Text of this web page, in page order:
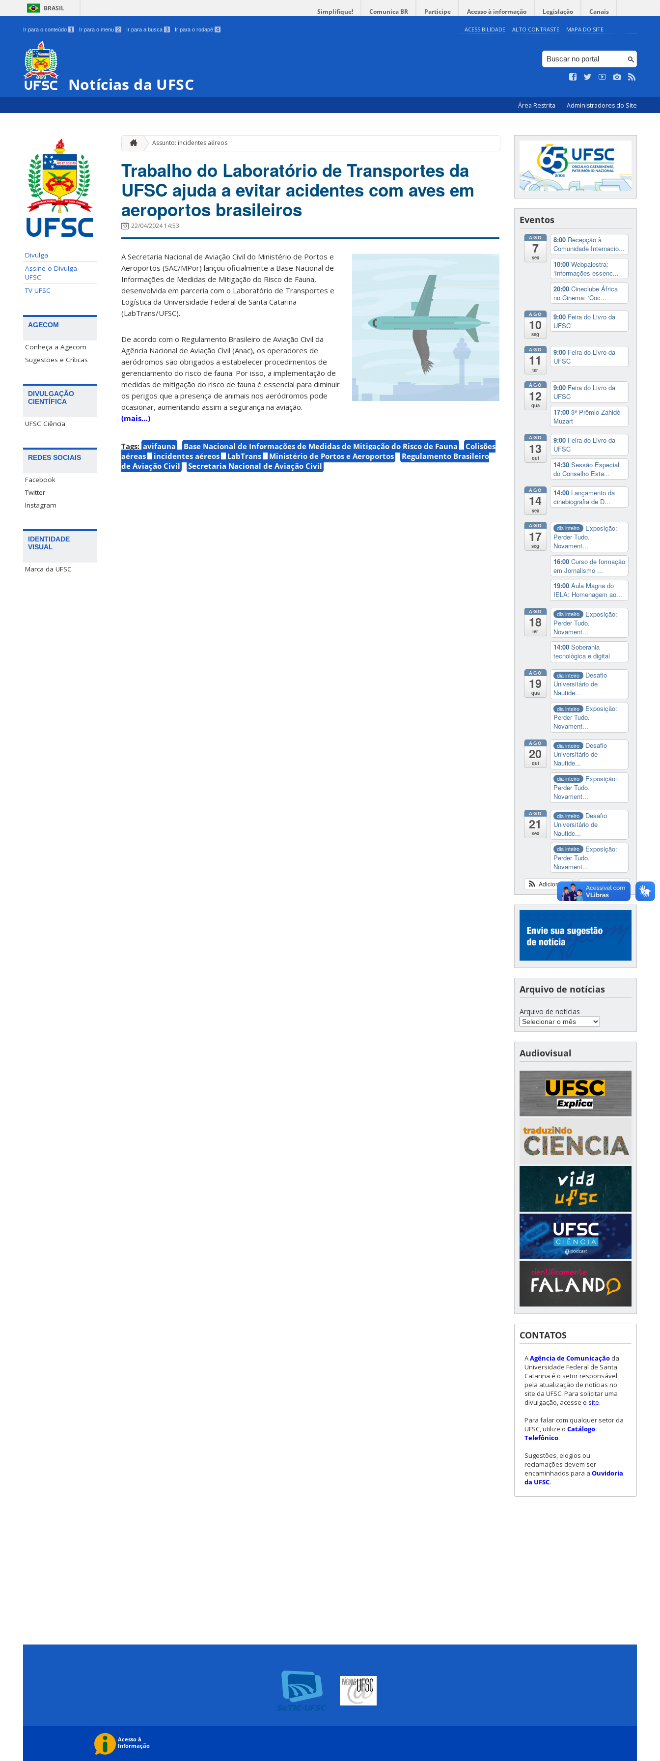
BRASIL Simplifique! Comunica BR Participe Acesso à informação Legislação Canais
Ir para o conteúdo 1 Ir para o menu 2 Ir para a busca 3 Ir para o rodapé 4 ACESSIBILIDADE ALTO CONTRASTE MAPA DO SITE
Notícias da UFSC
Área Restrita Administradores do Site
Divulga
Assine o Divulga
UFSC
TV UFSC
AGECOM
Conheça a Agecom
Sugestões e Críticas
DIVULGAÇÃO
CIENTÍFICA
UFSC Ciência
REDES SOCIAIS
Facebook
Twitter
Instagram
IDENTIDADE
VISUAL
Marca da UFSC
Assunto: incidentes aéreos
Trabalho do Laboratório de Transportes da
UFSC ajuda a evitar acidentes com aves em
aeroportos brasileiros
22/04/2024 14:53
A Secretaria Nacional de Aviação Civil do Ministério de Portos e
Aeroportos (SAC/MPor) lançou oficialmente a Base Nacional de
Informações de Medidas de Mitigação do Risco de Fauna,
desenvolvida em parceria com o Laboratório de Transportes e
Logística da Universidade Federal de Santa Catarina
(LabTrans/UFSC).
De acordo com o Regulamento Brasileiro de Aviação Civil da
Agência Nacional de Aviação Civil (Anac), os operadores de
aeródromos são obrigados a estabelecer procedimentos de
gerenciamento do risco de fauna. Por isso, a implementação de
medidas de mitigação do risco de fauna é essencial para diminuir
os perigos que a presença de animais nos aeródromos pode
ocasionar, aumentando assim a segurança na aviação.
(mais…)
Tags: avifauna Base Nacional de Informações de Medidas de Mitigação do Risco de Fauna
Colisões
aéreas
incidentes aéreos LabTrans Ministério de Portos e Aeroportos
Regulamento Brasileiro
de Aviação Civil
Secretaria Nacional de Aviação Civil
Eventos
AGO
7
sex
8:00 Recepção à
Comunidade Internacio...
10:00 Webpalestra:
‘Informações essenc...
20:00 Cineclube África
no Cinema: ‘Coc...
AGO
10
seg
9:00 Feira do Livro da
UFSC
AGO
11
ter
9:00 Feira do Livro da
UFSC
AGO
12
qua
9:00 Feira do Livro da
UFSC
17:00 3º Prêmio Zahidé
Muzart
AGO
13
qui
9:00 Feira do Livro da
UFSC
14:30 Sessão Especial
do Conselho Esta...
AGO
14
sex
14:00 Lançamento da
cinebiografia de D...
AGO
17
seg
dia inteiro
Exposição:
Perder Tudo.
Novament...
16:00 Curso de formação
em Jornalismo ...
19:00 Aula Magna do
IELA: Homenagem ao...
AGO
18
ter
dia inteiro
Exposição:
Perder Tudo.
Novament...
14:00 Soberania
tecnológica e digital
AGO
19
qua
dia inteiro
Desafio
Universitário de
Nautide...
dia inteiro
Exposição:
Perder Tudo.
Novament...
AGO
20
qui
dia inteiro
Desafio
Universitário de
Nautide...
dia inteiro
Exposição:
Perder Tudo.
Novament...
AGO
21
sex
dia inteiro
Desafio
Universitário de
Nautide...
dia inteiro
Exposição:
Perder Tudo.
Novament...
Ver calendário
Adicionar
Arquivo de notícias
Arquivo de notícias
Audiovisual
CONTATOS
AAgência de Comunicação da
Universidade Federal de Santa
Catarina é o setor responsável
pela atualização de notícias no
site da UFSC. Para solicitar uma
divulgação, acesse o site.
Para falar com qualquer setor da
UFSC, utilize o Catálogo
Telefônico.
Sugestões, elogios ou
reclamações devem ser
encaminhados para a Ouvidoria
da UFSC.